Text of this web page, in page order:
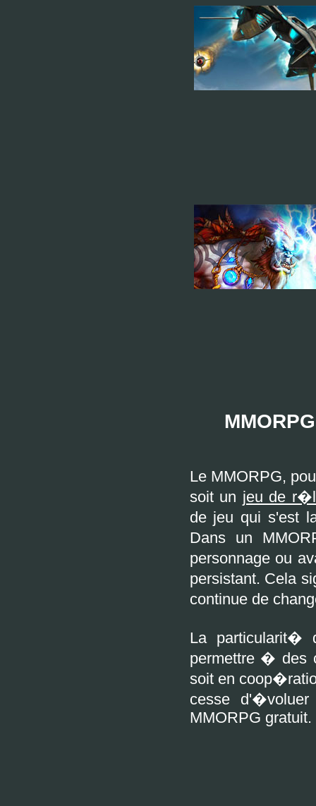
Le MMORPG,
soit un jeu de
de jeu qui s'est
Dans un
personnage ou
persistant. Cela
continue de
La
permettre � des
soit en
cesse
MMORPG gratuit.